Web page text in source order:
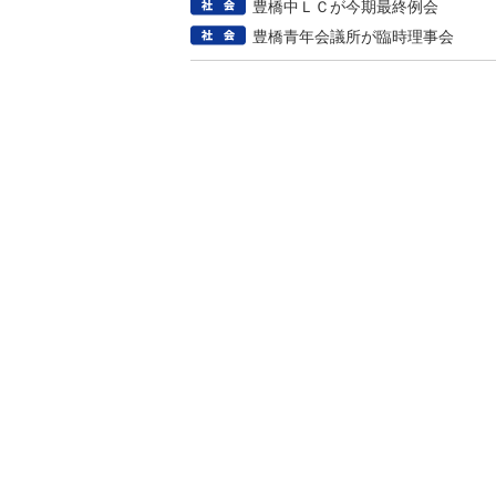
豊橋中ＬＣが今期最終例会
豊橋青年会議所が臨時理事会